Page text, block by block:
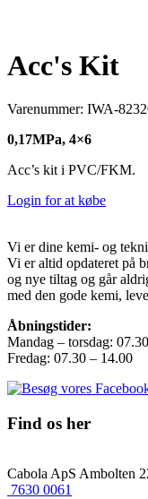
Acc's Kit
Varenummer: IWA-
0,17MPa, 4×6
Acc’s kit i PVC/FKM.
Login for at købe
Vi er dine kemi- og
Vi er altid opdateret på
og nye tiltag og går
med den gode kemi,
Åbningstider:
Mandag – torsdag:
Fredag: 07.30 – 14.00
Find os her
Cabola ApS Ambolten
7630 0061